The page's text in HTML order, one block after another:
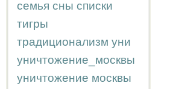
семья сны списки
тигры
традиционализм уни
уничтожение_москвы
уничтожение москвы